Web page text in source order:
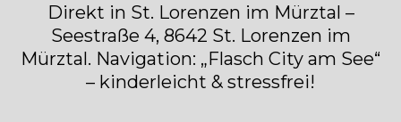
Direkt in St. Lorenzen im Mürztal –
Seestraße 4, 8642 St. Lorenzen im
Mürztal. Navigation: „Flasch City am See“
– kinderleicht & stressfrei!